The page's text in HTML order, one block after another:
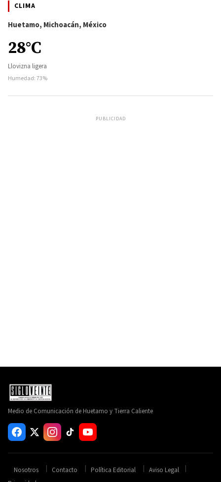
CLIMA
Huetamo, Michoacán, México
28°C
Llovizna ligera
Humedad: 73%
PUBLICIDAD
Medio de Comunicación de Huetamo y Tierra Caliente
Nosotros Contacto Política Editorial
Aviso Legal